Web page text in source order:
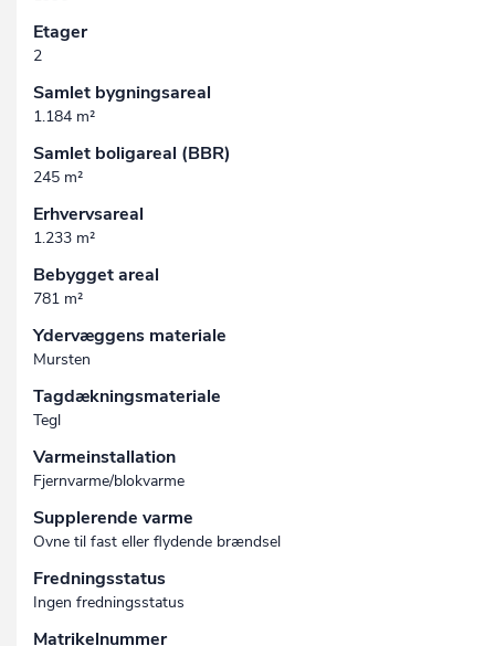
Etager
2
Samlet bygningsareal
1.184 m²
Samlet boligareal (BBR)
245 m²
Erhvervsareal
1.233 m²
Bebygget areal
781 m²
Ydervæggens materiale
Mursten
Tagdækningsmateriale
Tegl
Varmeinstallation
Fjernvarme/blokvarme
Supplerende varme
Ovne til fast eller flydende brændsel
Fredningsstatus
Ingen fredningsstatus
Matrikelnummer